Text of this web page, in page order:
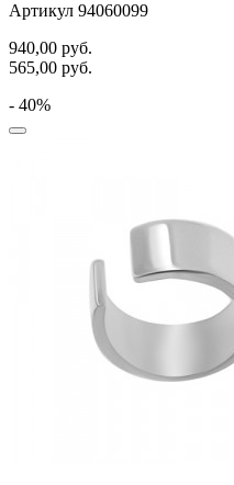
Артикул 94060099
940,00 руб.
565,00 руб.
- 40%